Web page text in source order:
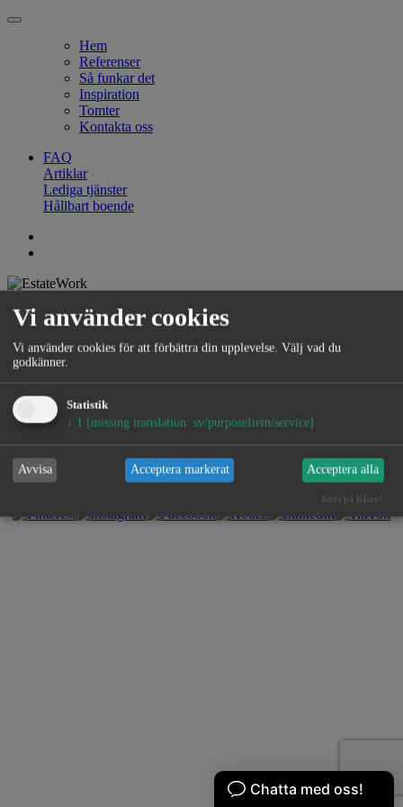
Hem
Referenser
Så funkar det
Inspiration
Tomter
Kontakta oss
FAQ
Artiklar
Lediga tjänster
Hållbart boende
Ödestuge30-13
FAQ |Artiklar | Lediga tjänster | Hållbart boende
Vi använder cookies
Vi använder cookies för att förbättra din upplevelse. Välj vad du
godkänner.
Statistik
↓ 1 [missing translation: sv/purposeItem/service]
Avvisa Acceptera markerat Acceptera alla
Körs på Klaro!